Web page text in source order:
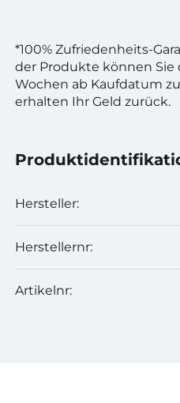
*100% Zufriedenheits-
der Produkte können Sie
Wochen ab Kaufdatum
erhalten Ihr Geld zurück.
Hersteller:
Herstellernr:
Artikelnr: